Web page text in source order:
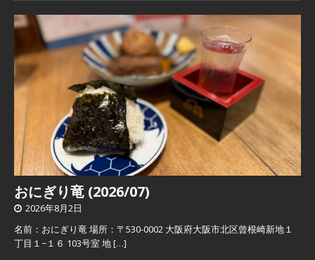
おにぎり竜 (2026/07)
2026年8月2日
名前：おにぎり竜 場所：〒530-0002 大阪府大阪市北区曾根崎新地１
丁目１−１６ 103号室 地[…]